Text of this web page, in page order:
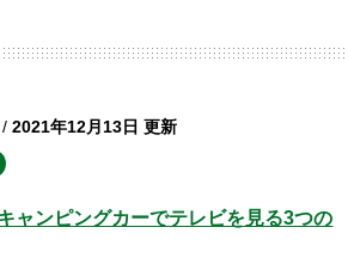
/ 2021年12月13日 更新
ャンピングカーでテレビを見る3つの